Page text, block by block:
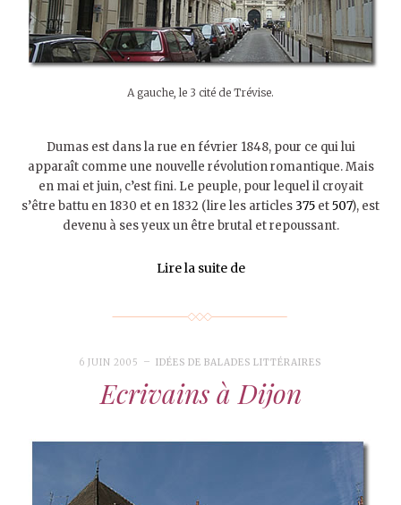
A gauche, le 3 cité de Trévise.
Dumas est dans la rue en février 1848, pour ce qui lui
apparaît comme une nouvelle révolution romantique. Mais
en mai et juin, c’est fini. Le peuple, pour lequel il croyait
s’être battu en 1830 et en 1832 (lire les articles 375 et507), est
devenu à ses yeux un être brutal et repoussant.
Lire la suite de
6 JUIN 2005 IDÉES DE BALADES LITTÉRAIRES
Ecrivains à Dijon